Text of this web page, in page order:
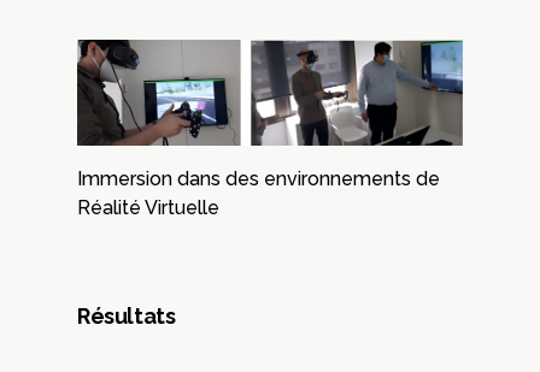
Immersion dans des environnements de
Réalité Virtuelle
Résultats